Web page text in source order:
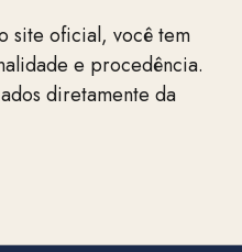
site oficial, você tem
e procedência.
diretamente da